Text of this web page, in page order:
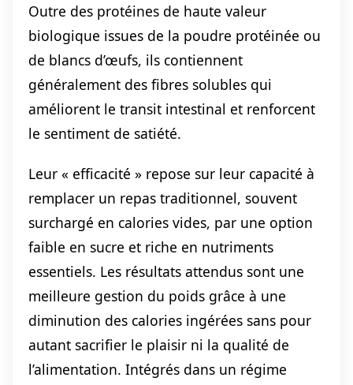
Outre des protéines de haute valeur
biologique issues de la poudre protéinée ou
de blancs d’œufs, ils contiennent
généralement des fibres solubles qui
améliorent le transit intestinal et renforcent
le sentiment de satiété.
Leur « efficacité » repose sur leur capacité à
remplacer un repas traditionnel, souvent
surchargé en calories vides, par une option
faible en sucre et riche en nutriments
essentiels. Les résultats attendus sont une
meilleure gestion du poids grâce à une
diminution des calories ingérées sans pour
autant sacrifier le plaisir ni la qualité de
l’alimentation. Intégrés dans un régime